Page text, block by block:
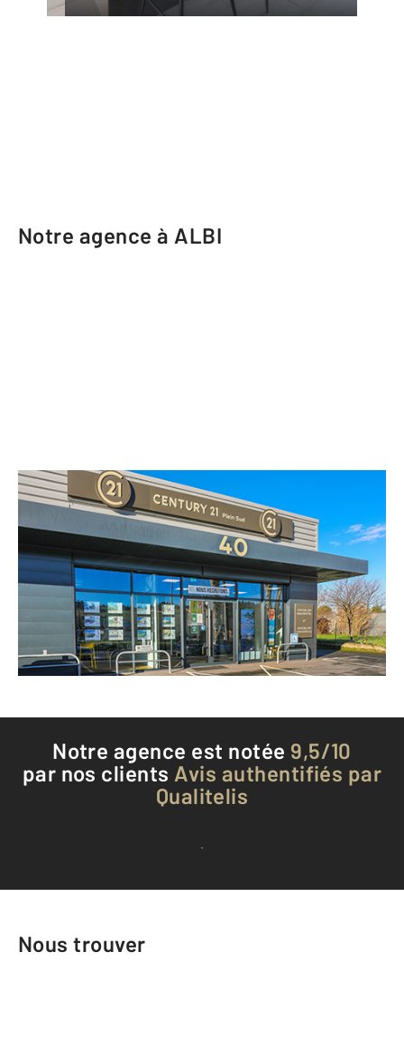
Notre agence à ALBI
CENTURY 21 Plein Sud
40 route de Castres
ALBI - 81000
Envoyer un message
Téléphoner à l'agence
Notre agence est notée 9,5/10
par nos clients Avis authentifiés par
Qualitelis
Voir tous les avis clients
Nous trouver